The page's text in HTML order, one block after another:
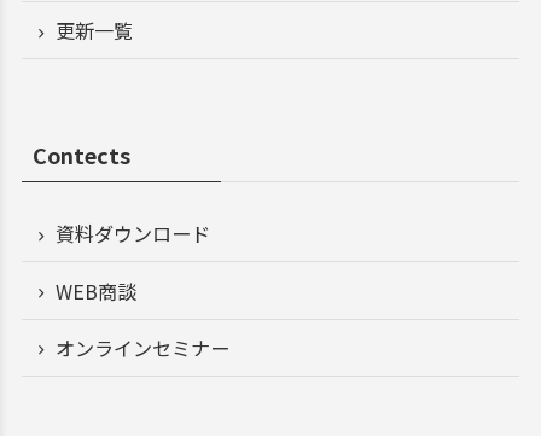
更新一覧
Contects
資料ダウンロード
WEB商談
オンラインセミナー